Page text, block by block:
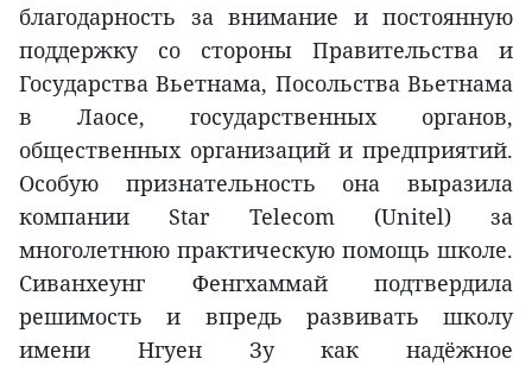
благодарность за внимание и постоянную
поддержку со стороны Правительства и
Государства Вьетнама, Посольства Вьетнама
в Лаосе, государственных органов,
общественных организаций и предприятий.
Особую признательность она выразила
компании Star Telecom (Unitel) за
многолетнюю практическую помощь школе.
Сиванхеунг Фенгхаммай подтвердила
решимость и впредь развивать школу
имени Нгуен Зу как надёжное